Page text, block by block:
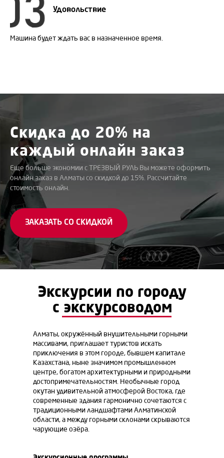
Удовольствие
Машина будет ждать вас в назначенное время.
Скидка до 20% на
каждый онлайн заказ
Еще больше экономии с ТРЕЗВЫЙ РУЛЬ Вы можете оформить
онлайн заказ в Алматы со скидкой до 15%. Рассчитайте
стоимость онлайн.
ЗАКАЗАТЬ СО СКИДКОЙ
Экскурсии по городу
с экскурсоводом
Алматы, окружённый внушительными горными
массивами, приглашает туристов искать
приключения в этом городе, бывшем капитале
Казахстана, ныне значимом промышленном
центре, богатом архитектурными и природными
достопримечательностям. Необычные город
окутан удивительной атмосферой Востока, где
современные здания гармонично сочетаются с
традиционными ландшафтами Алматинской
области, а между горными склонами скрываются
чарующие озёра.